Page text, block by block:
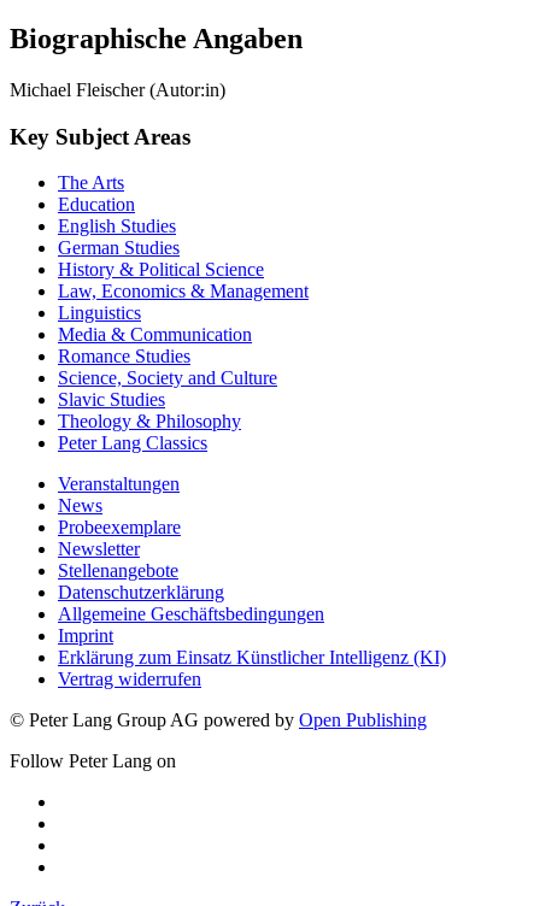
Biographische Angaben
Michael Fleischer (Autor:in)
Key Subject Areas
The Arts
Education
English Studies
German Studies
History & Political Science
Law, Economics & Management
Linguistics
Media & Communication
Romance Studies
Science, Society and Culture
Slavic Studies
Theology & Philosophy
Peter Lang Classics
Veranstaltungen
News
Probeexemplare
Newsletter
Stellenangebote
Datenschutzerklärung
Allgemeine Geschäftsbedingungen
Imprint
Erklärung zum Einsatz Künstlicher Intelligenz (KI)
Vertrag widerrufen
© Peter Lang Group AG powered by Open Publishing
Follow Peter Lang on